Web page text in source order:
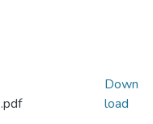
Down
load